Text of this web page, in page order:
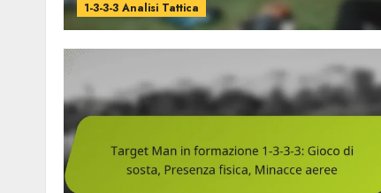
1-3-3-3 Analisi Tattica